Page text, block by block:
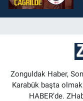
Zonguldak Haber,
Karabük başta
HABER’de.